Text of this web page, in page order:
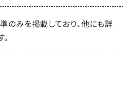
のみを掲載しており、他にも詳